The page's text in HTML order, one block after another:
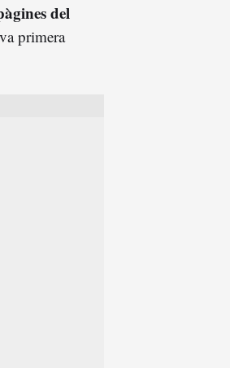
del
primera